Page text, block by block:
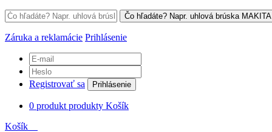
Záruka a reklamácie Prihlásenie
Registrovať sa Prihlásenie
0 produkt produkty Košík
Košík